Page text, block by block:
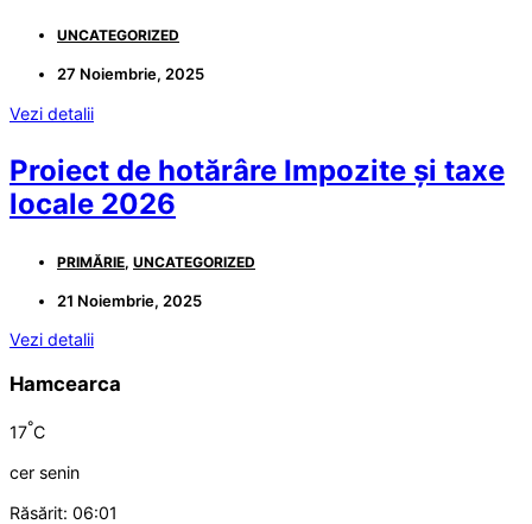
UNCATEGORIZED
27 Noiembrie, 2025
Vezi detalii
Proiect de hotărâre Impozite și taxe
locale 2026
PRIMĂRIE, UNCATEGORIZED
21 Noiembrie, 2025
Vezi detalii
Hamcearca
17°C
cer senin
Răsărit: 06:01